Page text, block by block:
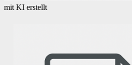
mit KI erstellt